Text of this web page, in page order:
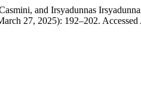
and Irsyadunnas
27, 2025): 192–202. Accessed